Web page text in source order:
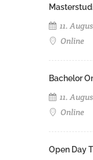
11.
Online
Bachelor
11.
Online
Open Day